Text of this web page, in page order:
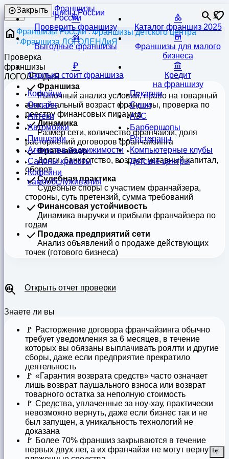
Франшизы
России
⏳
Закрыть
Проверить франшизу
Каталог франшиз 2025
Выгодные франшизы
Франшизы для малого
бизнеса
Сколько стоит франшиза
Кредит
на франшизу
Кофейни
Пекарни
Онлайн
Суши
Аптеки
АЗС
Автомойки
Барбершопы
Пиццерии
Рестораны
Агентства недвижимости
Компьютерные клубы
Салоны красоты
Детские центры
Кофейни
самообслуживания
Франшизы России
Франшизы детского центра
Франшиза ЛОГОЛЕНДиЯ
Проверка
франшизы
ЛОГОЛЕНДиЯ
Франшиза
Рыночный анализ условий, право на товарный
знак, реальный возраст франшизы, проверка по
реестру финансовых пирамид
Динамика
Размер сети, количество франчайзи, доля
расторжений договоров франчайзинга
Франчайзер
Долги, банкротство, возраст, уставный капитал,
оборот
Судебная практика
Судебные споры с участием франчайзера,
стороны, суть претензий, сумма требований
Финансовая устойчивость
Динамика выручки и прибыли франчайзера по
годам
Продажа предприятий сети
Анализ объявлений о продаже действующих
точек (готового бизнеса)
Открыть отчет проверки
Знаете ли вы
🚩 Расторжение договора франчайзинга обычно
требует уведомления за 6 месяцев, в течение
которых вы обязаны выплачивать роялти и другие
сборы, даже если предприятие прекратило
деятельность
🚩 «Гарантия возврата средств» часто означает
лишь возврат паушального взноса или возврат
товарного остатка за неполную стоимость
🚩 Средства, уплаченные за ноу-хау, практически
невозможно вернуть, даже если бизнес так и не
был запущен, а уникальность технологий не
доказана
🚩 Более 70% франшиз закрываются в течение
первых двух лет, а их франчайзи не могут вернуть